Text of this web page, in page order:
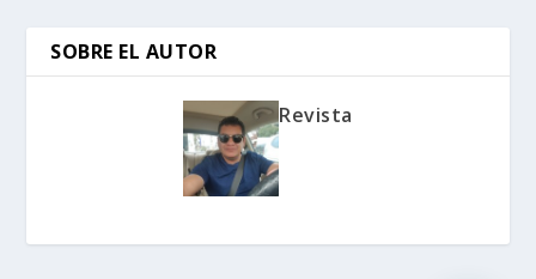
SOBRE EL AUTOR
Revista